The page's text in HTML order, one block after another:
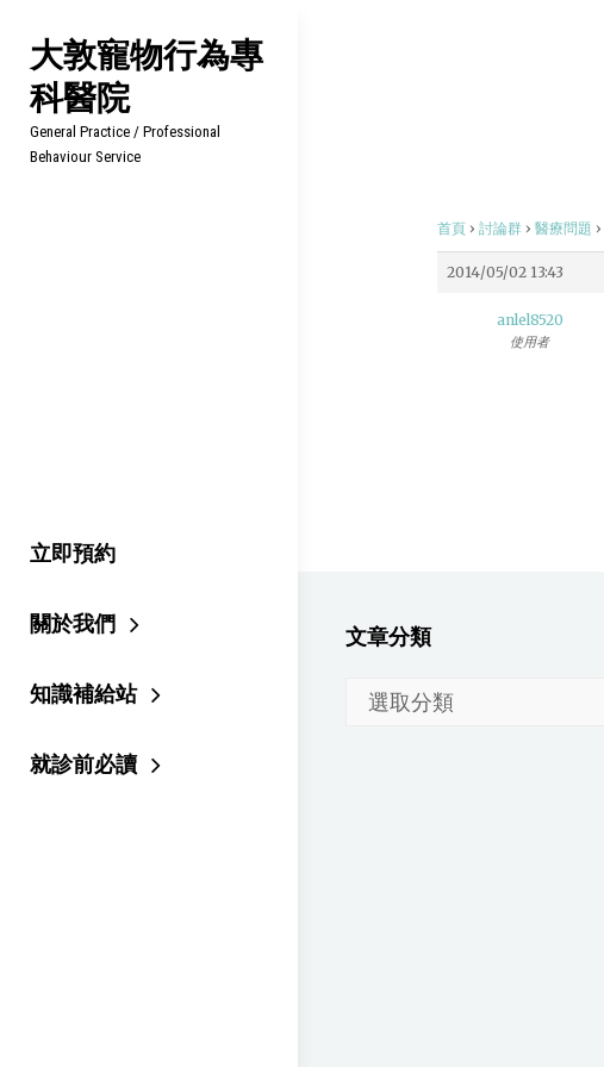
Skip
content
大敦寵物行為專
科醫院
General Practice / Professional
Behaviour Service
立即預約
關於我們
知識補給站
就診前必讀
首頁 › 討論群 › 醫療問題 ›
2014/05/02 13:43
anlel8520
使用者
文章分類